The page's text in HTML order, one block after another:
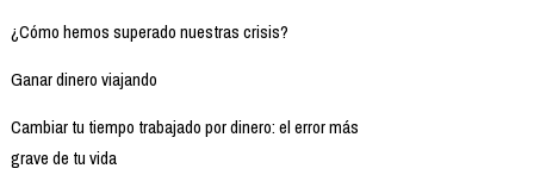
¿Cómo hemos superado nuestras crisis?
Ganar dinero viajando
Cambiar tu tiempo trabajado por dinero: el error más
grave de tu vida